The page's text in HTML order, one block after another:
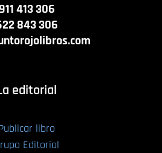
413 306
843 306
editorial
libro
Editorial